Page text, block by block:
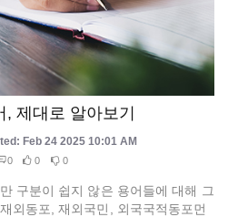
제대로 알아보기
Feb 24 2025 10:01 AM
0 0 0
구분이 쉽지 않은 용어들에 대해 그
외동포, 재외국민, 외국국적동포먼